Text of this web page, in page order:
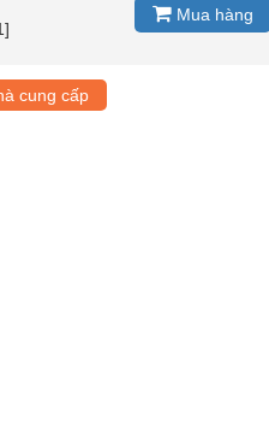
Mua hàng
cung cấp